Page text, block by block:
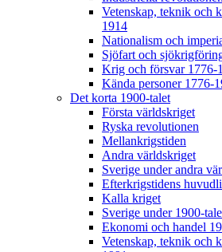
Vetenskap, teknik och
1914
Nationalism och
Sjöfart och
Krig och försvar 1776-
Kända personer 1776-
Det korta 1900-talet
Första världskriget
Ryska revolutionen
Mellankrigstiden
Andra världskriget
Sverige under andra
Efterkrigstidens
Kalla kriget
Sverige under 1900-
Ekonomi och handel
Vetenskap, teknik och